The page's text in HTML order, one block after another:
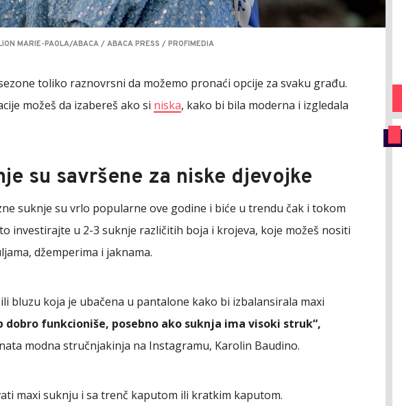
MARIE-PAOLA/ABACA / ABACA PRESS / PROFIMEDIA
toliko raznovrsni da možemo pronaći opcije za svaku građu.
možeš da izabereš ako si niska, kako bi bila moderna i izgledala
su savršene za niske djevojke
suknje su vrlo popularne ove godine i biće u trendu čak i tokom
investirajte u 2-3 suknje različitih boja i krojeva, koje možeš nositi
džemperima i jaknama.
bluzu koja je ubačena u pantalone kako bi izbalansirala maxi
dobro funkcioniše, posebno ako suknja ima visoki struk“,
modna stručnjakinja na Instagramu, Karolin Baudino.
maxi suknju i sa trenč kaputom ili kratkim kaputom.